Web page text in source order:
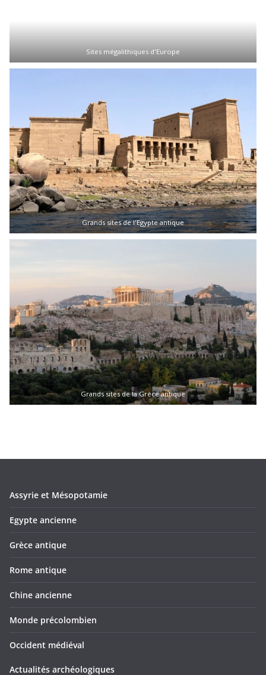
Sites mégalithiques d'Europe
Grands sites de l'Egypte antique
Grands sites de la Grèce antique
Assyrie et Mésopotamie
Egypte ancienne
Grèce antique
Rome antique
Chine ancienne
Monde précolombien
Occident médiéval
Actualités archéologiques